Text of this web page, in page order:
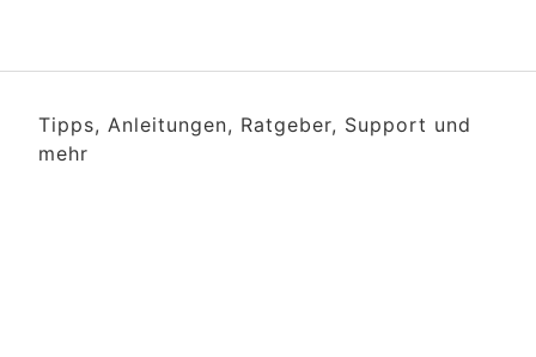
Tipps, Anleitungen, Ratgeber, Support und
mehr